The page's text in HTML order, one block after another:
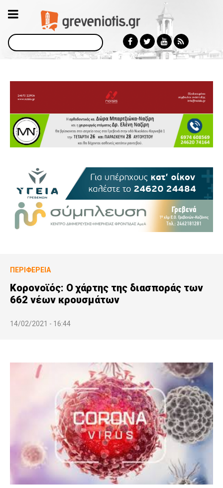
Αναζήτηση
ΠΕΡΙΦΈΡΕΙΑ
Κορονοϊός: Ο χάρτης της διασποράς των
662 νέων κρουσμάτων
14/02/2021 - 16:44